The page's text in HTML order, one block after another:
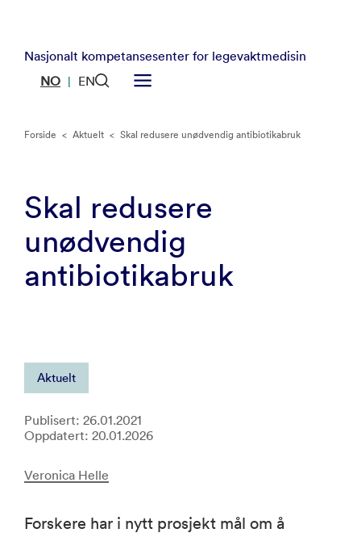
Nasjonalt kompetansesenter for legevaktmedisin
NO | EN
Forside < Aktuelt < Skal redusere unødvendig antibiotikabruk
Skal redusere
unødvendig
antibiotikabruk
Aktuelt
Publisert: 26.01.2021
Oppdatert: 20.01.2026
Veronica Helle
Forskere har i nytt prosjekt mål om å